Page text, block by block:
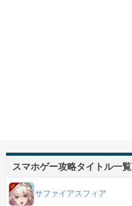
スマホゲー攻略タイトル一覧
サファイアスフィア